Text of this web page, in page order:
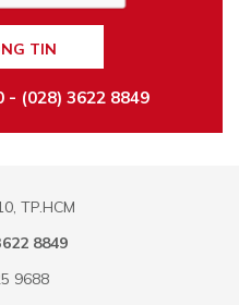
TIN
- (028) 3622 8849
TP.HCM
8849
9688